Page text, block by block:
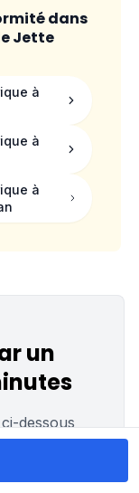
dans
Jette
à
à
à
un
dessous
d'ici